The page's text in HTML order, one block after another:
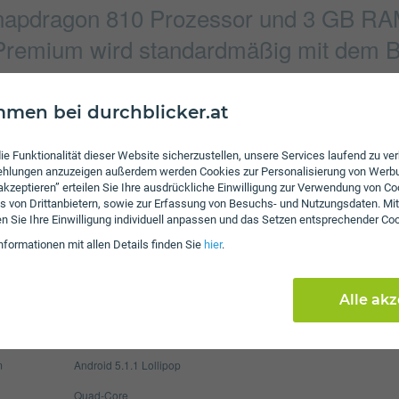
bei durchblicker.at
Funktionalität dieser Website sicherzustellen, unsere Services laufend zu
anzuzeigen außerdem werden Cookies zur Personalisierung von
erteilen Sie Ihre ausdrückliche Einwilligung zur Verwendung von
von Drittanbietern, sowie zur Erfassung von Besuchs- und Nutzungsdaten.
Sie Ihre Einwilligung individuell anpassen und das Setzen entsprechender
mit allen Details finden Sie hier.
Alle
810 Prozessor und 3 GB
wird standardmäßig mit dem
ausgeliefert.
2560 × 1920 Pixel
5520 х 4140 Pixel
Verbindung
Bluetooth
NFC
Android 5.1.1 Lollipop
Quad-Core